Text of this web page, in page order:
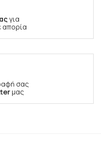
για
απορία
σας
μας